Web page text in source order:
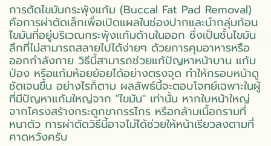
การตัดไขมันกระพุ้งแก้ม (Buccal Fat Pad Removal)
คือการผ่าตัดเล็กเพื่อเปิดแผลในช่องปากและนำกลุ่มก้อน
ไขมันที่อยู่บริเวณกระพุ้งแก้มด้านในออก ซึ่งเป็นชั้นไขมัน
ลึกที่ไม่สามารถสลายไปได้ง่ายๆ ด้วยการคุมอาหารหรือ
ออกกำลังกาย วิธีนี้สามารถช่วยแก้ปัญหาหน้าบาน แก้ม
ป่อง หรือแก้มห้อยย้อยได้อย่างตรงจุด ทำให้กรอบหน้าดู
ชัดเจนขึ้น อย่างไรก็ตาม ผลลัพธ์นี้จะตอบโจทย์เฉพาะในผู้
ที่มีปัญหาแก้มใหญ่จาก "ไขมัน" เท่านั้น หากใบหน้าใหญ่
จากโครงสร้างกระดูกขากรรไกร หรือกล้ามเนื้อกรามที่
หนาตัว การผ่าตัดวิธีนี้อาจไม่ได้ช่วยให้หน้าเรียวลงตามที่
คาดหวังครับ